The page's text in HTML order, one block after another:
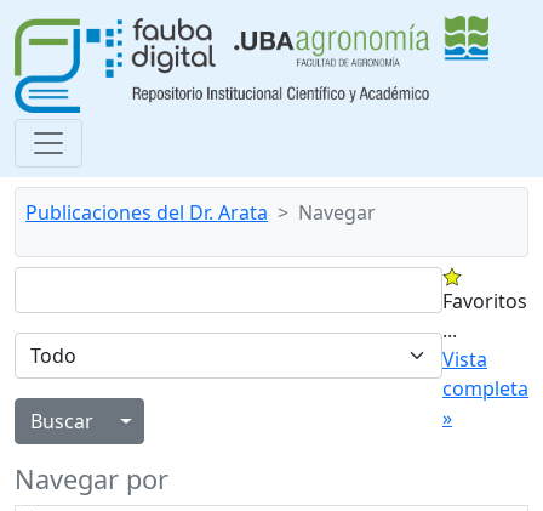
Publicaciones del Dr. Arata Navegar
Alternar menú desplegable
Favoritos
...
Vista
completa
»
Navegar por